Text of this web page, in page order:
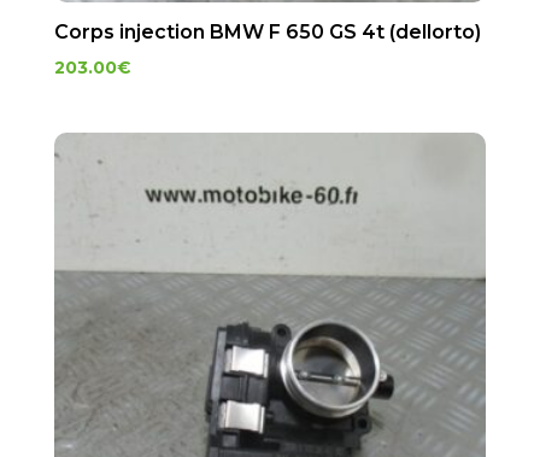
Corps injection BMW F 650 GS 4t (dellorto)
203.00€